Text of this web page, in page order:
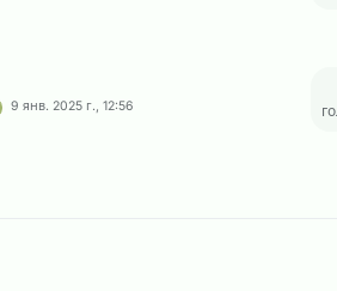
9 янв. 2025 г., 12:56